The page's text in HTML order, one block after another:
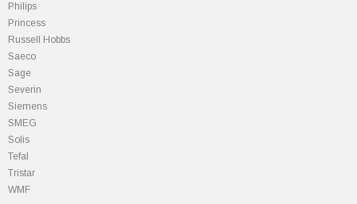
Philips
Princess
Russell Hobbs
Saeco
Sage
Severin
Siemens
SMEG
Solis
Tefal
Tristar
WMF